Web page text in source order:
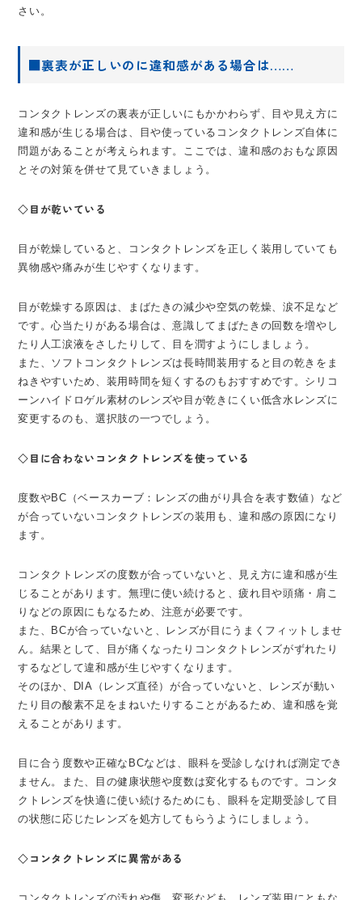
さい。
■裏表が正しいのに違和感がある場合は……
コンタクトレンズの裏表が正しいにもかかわらず、目や見え方に
違和感が生じる場合は、目や使っているコンタクトレンズ自体に
問題があることが考えられます。ここでは、違和感のおもな原因
とその対策を併せて見ていきましょう。
◇目が乾いている
目が乾燥していると、コンタクトレンズを正しく装用していても
異物感や痛みが生じやすくなります。
目が乾燥する原因は、まばたきの減少や空気の乾燥、涙不足など
です。心当たりがある場合は、意識してまばたきの回数を増やし
たり人工涙液をさしたりして、目を潤すようにしましょう。
また、ソフトコンタクトレンズは長時間装用すると目の乾きをま
ねきやすいため、装用時間を短くするのもおすすめです。シリコ
ーンハイドロゲル素材のレンズや目が乾きにくい低含水レンズに
変更するのも、選択肢の一つでしょう。
◇目に合わないコンタクトレンズを使っている
度数やBC（ベースカーブ：レンズの曲がり具合を表す数値）など
が合っていないコンタクトレンズの装用も、違和感の原因になり
ます。
コンタクトレンズの度数が合っていないと、見え方に違和感が生
じることがあります。無理に使い続けると、疲れ目や頭痛・肩こ
りなどの原因にもなるため、注意が必要です。
また、BCが合っていないと、レンズが目にうまくフィットしませ
ん。結果として、目が痛くなったりコンタクトレンズがずれたり
するなどして違和感が生じやすくなります。
そのほか、DIA（レンズ直径）が合っていないと、レンズが動い
たり目の酸素不足をまねいたりすることがあるため、違和感を覚
えることがあります。
目に合う度数や正確なBCなどは、眼科を受診しなければ測定でき
ません。また、目の健康状態や度数は変化するものです。コンタ
クトレンズを快適に使い続けるためにも、眼科を定期受診して目
の状態に応じたレンズを処方してもらうようにしましょう。
◇コンタクトレンズに異常がある